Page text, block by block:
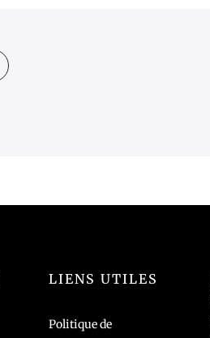
LIENS UTILES
Politique de